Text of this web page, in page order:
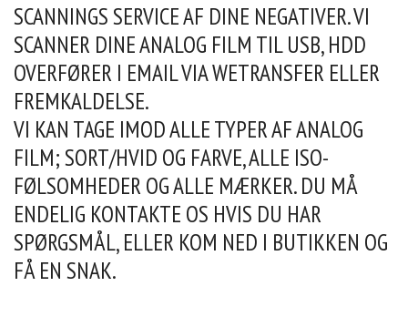
SCANNINGS SERVICE AF DINE NEGATIVER. VI
SCANNER DINE ANALOG FILM TIL USB, HDD
OVERFØRER I EMAIL VIA WETRANSFER ELLER
FREMKALDELSE.
VI KAN TAGE IMOD ALLE TYPER AF ANALOG
FILM; SORT/HVID OG FARVE, ALLE ISO-
FØLSOMHEDER OG ALLE MÆRKER. DU MÅ
ENDELIG KONTAKTE OS HVIS DU HAR
SPØRGSMÅL, ELLER KOM NED I BUTIKKEN OG
FÅ EN SNAK.